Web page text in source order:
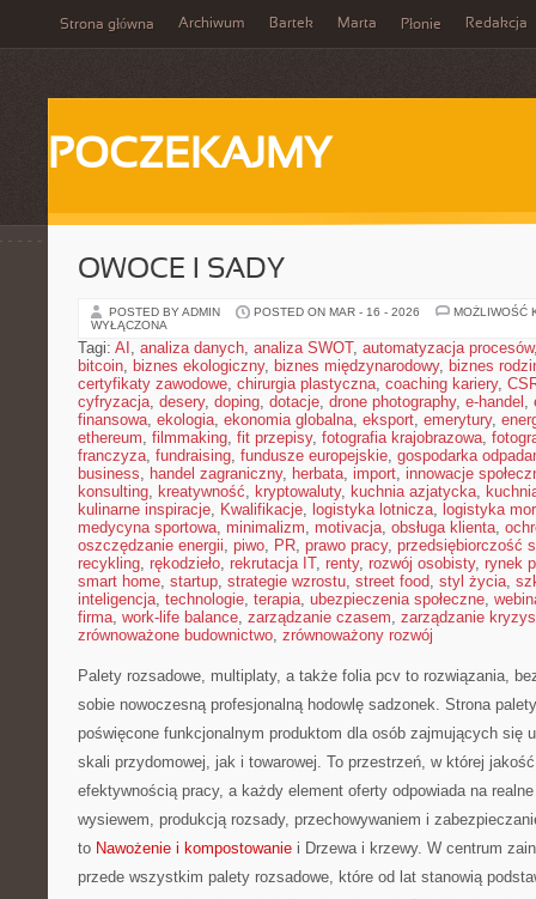
Strona główna Archiwum Bartek Marta Płonie Redakcja
POCZEKAJMY
OWOCE I SADY
POSTED BY ADMIN POSTED ON MAR - 16 - 2026
MOŻLIWOŚĆ
WYŁĄCZONA
Tagi: AI , analiza danych, analiza SWOT, automatyzacja procesów
bitcoin, biznes ekologiczny, biznes międzynarodowy, biznes
certyfikaty zawodowe, chirurgia plastyczna, coaching kariery,
cyfryzacja, desery, doping, dotacje, drone photography, e-handel ,
finansowa, ekologia, ekonomia globalna, eksport, emerytury,
ethereum, filmmaking, fit przepisy, fotografia krajobrazowa,
franczyza, fundraising, fundusze europejskie, gospodarka
business, handel zagraniczny, herbata, import, innowacje
konsulting, kreatywność, kryptowaluty, kuchnia azjatycka,
kulinarne inspiracje, Kwalifikacje, logistyka lotnicza, logistyka
medycyna sportowa, minimalizm, motivacja, obsługa klienta,
oszczędzanie energii, piwo, PR, prawo pracy, przedsiębiorczość
recykling, rękodzieło, rekrutacja IT, renty, rozwój osobisty, rynek
smart home, startup, strategie wzrostu, street food, styl życia,
inteligencja, technologie, terapia, ubezpieczenia społeczne,
firma, work-life balance, zarządzanie czasem, zarządzanie
zrównoważone budownictwo, zrównoważony rozwój
Palety rozsadowe, multiplaty, a także folia pcv to rozwiązania,
sobie nowoczesną profesjonalną hodowlę sadzonek. Strona
poświęcone funkcjonalnym produktom dla osób zajmujących się
skali przydomowej, jak i towarowej. To przestrzeń, w której
efektywnością pracy, a każdy element oferty odpowiada na
wysiewem, produkcją rozsady, przechowywaniem i
to Nawożenie i kompostowanie i Drzewa i krzewy. W centrum
przede wszystkim palety rozsadowe, które od lat stanowią